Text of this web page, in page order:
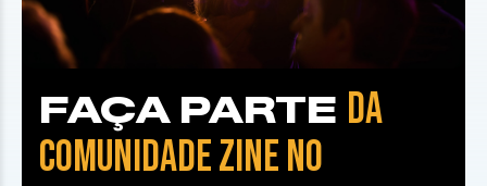
FAÇA PARTE DA
COMUNIDADE ZINE NO